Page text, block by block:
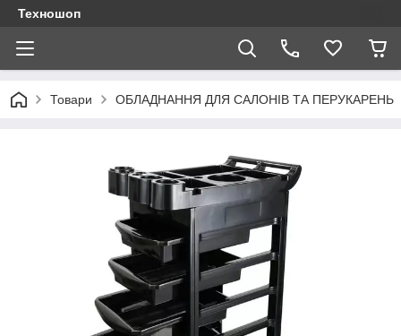
Техношоп
Товари ОБЛАДНАННЯ ДЛЯ САЛОНІВ ТА ПЕРУКАРЕНЬ